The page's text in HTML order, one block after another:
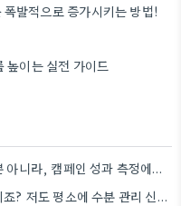
발적으로 증가시키는 방법!
이는 실전 가이드
통계 지식 습득이 단순히 보고서 작성뿐 아니라, 캠페인 성과 측정에도 도움이 된다니 흥미롭네요.
환절기 건조함 때문에 피부 고민 많으시죠? 저도 평소에 수분 관리 신경 쓰느라 시간 오래 뺏깁니다.